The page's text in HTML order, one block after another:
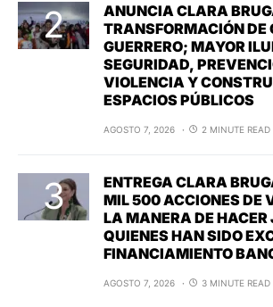
ANUNCIA CLARA
TRANSFORMACIÓN DE
GUERRERO; MAYOR
SEGURIDAD,
VIOLENCIA Y
ESPACIOS PÚBLICOS
AGOSTO 7, 2026 2 MINUTE READ
ENTREGA CLARA
MIL 500 ACCIONES DE
LA MANERA DE
QUIENES HAN SIDO
FINANCIAMIENTO
AGOSTO 7, 2026 3 MINUTE READ